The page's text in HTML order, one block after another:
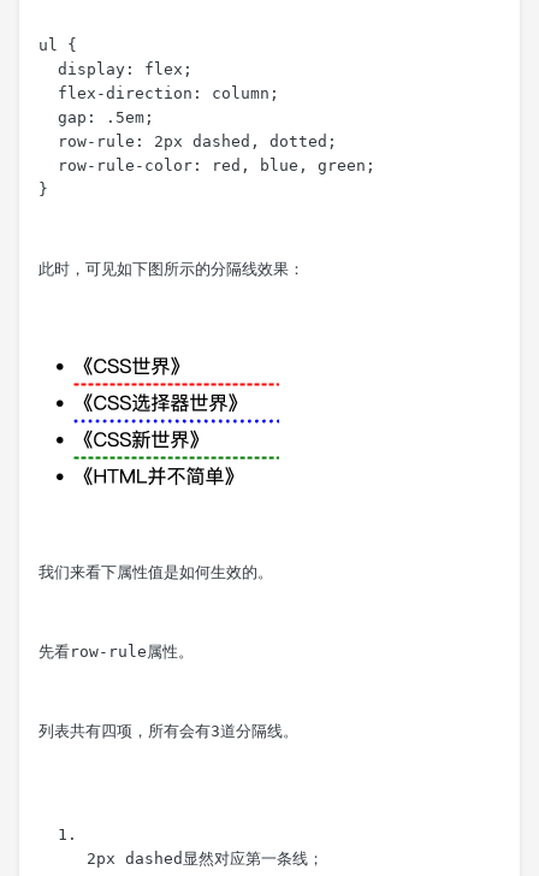
ul {
}
此时，可见如下图所示的分隔线效果：
我们来看下属性值是如何生效的。
先看row-rule 属性。
列表共有四项，所有会有3道分隔线。
2px dashed 显然对应第一条线；